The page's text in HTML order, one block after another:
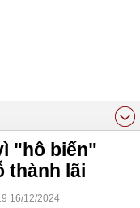
"hô biến"
thành lãi
16/12/2024